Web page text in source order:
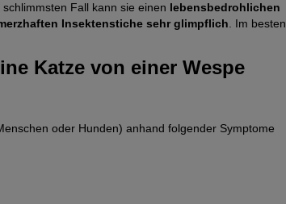
Fall kann sie einen lebensbedrohlichen
Insektenstiche sehr glimpflich . Im besten
Katze von einer Wespe
oder Hunden) anhand folgender Symptome